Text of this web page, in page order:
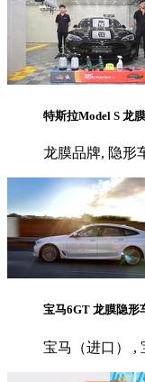
特斯拉Model S 龙
龙膜品牌, 隐形
宝马6GT 龙膜隐形
宝马（进口） ,